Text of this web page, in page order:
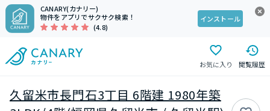
CANARY(カナリー)
物件をアプリでサクサク検索！
(4.8)
インストール
お気に入り 閲覧履歴
久留米市長門石3丁目 6階建 1980年築